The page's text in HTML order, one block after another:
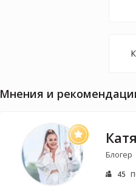
Мнения и
Блогер
45